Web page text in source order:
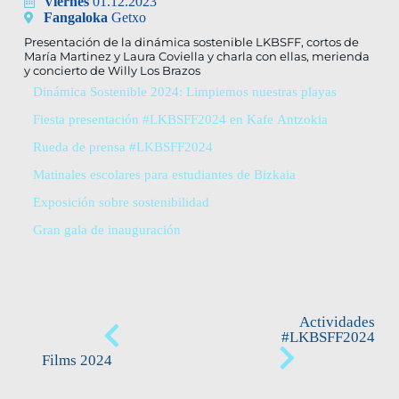
Dinámica Sostenible 2024: Limpiemos nuestras playas
Fiesta presentación #LKBSFF2024 en Kafe Antzokia
Rueda de prensa #LKBSFF2024
Matinales escolares para estudiantes de Bizkaia
Exposición sobre sostenibilidad
Gran gala de inauguración
FangalokaGetxo
Presentación de la dinámica sostenible LKBSFF, cortos de
María Martinez y Laura Coviella y charla con ellas, merienda
y concierto de Willy Los Brazos
Films 2024
Actividades
#LKBSFF2024